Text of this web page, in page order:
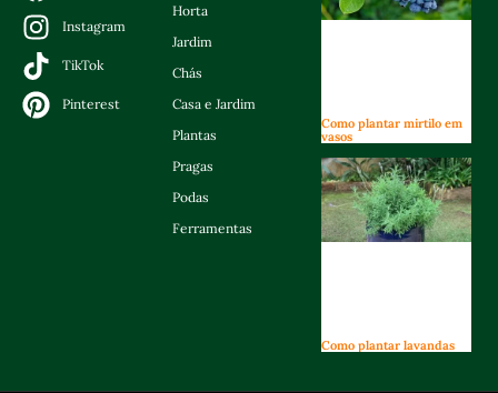
Instagram
TikTok
Pinterest
Horta
Jardim
Chás
Casa e Jardim
Plantas
Pragas
Podas
Ferramentas
Como plantar mirtilo em
vasos
Como plantar lavandas